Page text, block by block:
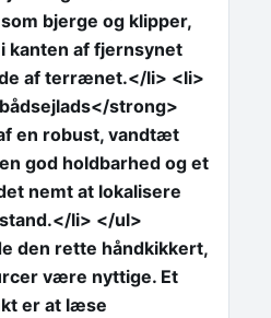
bjerge og klipper,
kanten af fjernsynet
af terrænet.</li> <li>
strong>
en robust, vandtæt
god holdbarhed og et
nemt at lokalisere
li> </ul>
den rette håndkikkert,
være nyttige. Et
er at læse